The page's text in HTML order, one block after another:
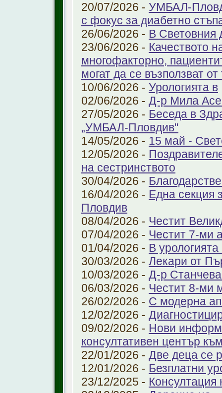
20/07/2026 - УМБАЛ-
с фокус за диабетно
26/06/2026 - В Световния
23/06/2026 - Качеството
многофакторно,
могат да се възползват от
10/06/2026 - Урологията в
02/06/2026 - Д-р Мила
27/05/2026 - Беседа в
„УМБАЛ-Пловдив"
14/05/2026 - 15 май -
12/05/2026 -
на сестринството
30/04/2026 -
16/04/2026 - Една секция
Пловдив
08/04/2026 - Честит
07/04/2026 - Честит 7-ми
01/04/2026 - В урологията
30/03/2026 - Лекари от
10/03/2026 - Д-р
06/03/2026 - Честит 8-ми
26/02/2026 - С модерна
12/02/2026 -
09/02/2026 - Нови
консултативен център
22/01/2026 - Две деца се
12/01/2026 - Безплатни
23/12/2025 - Консултация